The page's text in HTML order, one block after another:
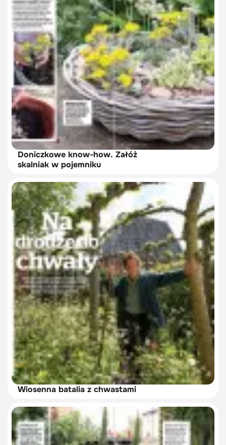
Doniczkowe know-how. Załóż
skalniak w pojemniku
Wiosenna batalia z chwastami